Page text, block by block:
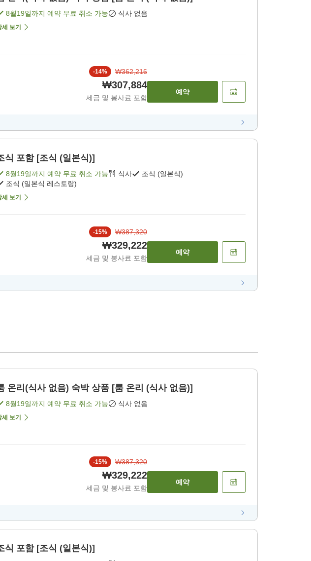
8월19일까지 예약 무료 취소 가능 식사 없음
세 보기
-14% ₩362,216
₩307,884
세금 및 봉사료 포함
예약
식 포함 [조식 (일본식)]
8월19일까지 예약 무료 취소 가능 식사
조식 (일본식)
조식 (일본식 레스토랑)
세 보기
-15% ₩387,320
₩329,222
세금 및 봉사료 포함
예약
온리(식사 없음) 숙박 상품 [룸 온리 (식사 없음)]
8월19일까지 예약 무료 취소 가능 식사 없음
세 보기
-15% ₩387,320
₩329,222
세금 및 봉사료 포함
예약
식 포함 [조식 (일본식)]